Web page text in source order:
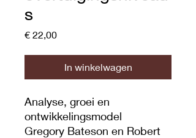
s
€ 22,00Prijs
In winkelwagen
Analyse, groei en
ontwikkelingsmodel
Gregory Bateson en Robert